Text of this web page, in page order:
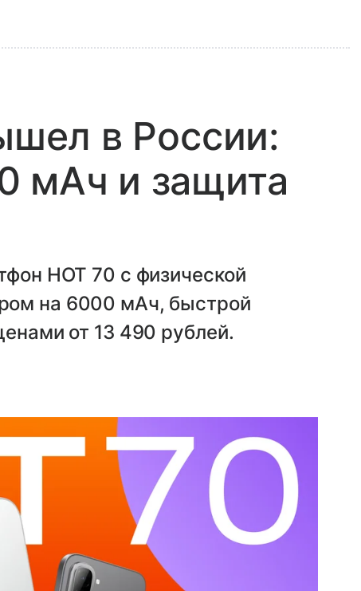
в России:
мАч и защита
HOT 70 с физической
на 6000 мАч, быстрой
от 13 490 рублей.